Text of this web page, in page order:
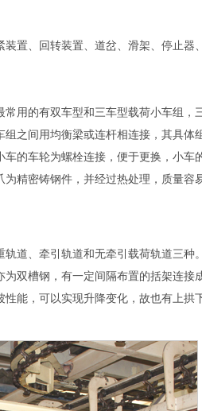
置、回转装置、道岔、滑架、停止器
用的有双车型和三车型载荷小车组，
之间用均衡梁或连杆相连接，其具体
的车轮为螺栓连接，便于更换，小车
精密铸钢件，并经过热处理，质量容
道、牵引轨道和无牵引载荷轨道三种
双槽钢，有一定间隔布置的括架连接
能，可以实现升降变化，故也有上拱